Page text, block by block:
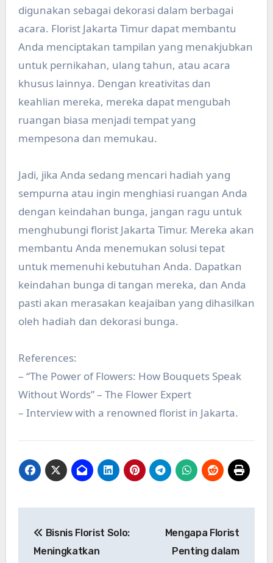
digunakan sebagai dekorasi dalam berbagai
acara. Florist Jakarta Timur dapat membantu
Anda menciptakan tampilan yang menakjubkan
untuk pernikahan, ulang tahun, atau acara
khusus lainnya. Dengan kreativitas dan
keahlian mereka, mereka dapat mengubah
ruangan biasa menjadi tempat yang
mempesona dan memukau.
Jadi, jika Anda sedang mencari hadiah yang
sempurna atau ingin menghiasi ruangan Anda
dengan keindahan bunga, jangan ragu untuk
menghubungi florist Jakarta Timur. Mereka akan
membantu Anda menemukan solusi tepat
untuk memenuhi kebutuhan Anda. Dapatkan
keindahan bunga di tangan mereka, dan Anda
pasti akan merasakan keajaiban yang dihasilkan
oleh hadiah dan dekorasi bunga.
References:
– “The Power of Flowers: How Bouquets Speak
Without Words” – The Flower Expert
– Interview with a renowned florist in Jakarta.
navigation
Bisnis Florist Solo:
Meningkatkan
Mengapa Florist
Penting dalam